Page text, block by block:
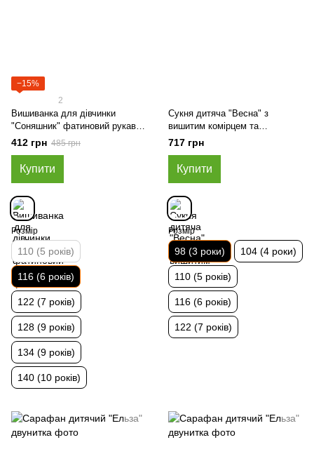
−15%
2
Вишиванка для дівчинки
"Соняшник" фатиновий рукав,
Жовтий, 116 (6 років)
412 грн 485 грн
Купити
Розмір
110 (5 років)
116 (6 років)
122 (7 років)
128 (9 років)
134 (9 років)
140 (10 років)
Сукня дитяча "Весна" з
вишитим комірцем та
манжетами, Молочний, 98 (3
717 грн
Купити
Розмір
98 (3 роки) 104 (4 роки)
110 (5 років)
116 (6 років)
122 (7 років)